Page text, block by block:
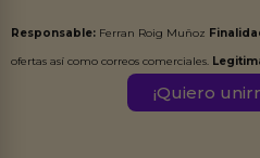
Responsable: Ferran Roig Muñoz
ofertas así como correos comerciales.
Destinatarios:Ferran Roig